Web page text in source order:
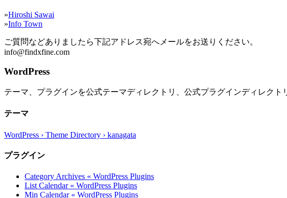
»Hiroshi Sawai
»Info Town
ご質問などありましたら下記アドレス宛へメールをお送りください。
info@findxfine.com
WordPress
テーマ、プラグインを公式テーマディレクトリ、公式プラグインディレクト
テーマ
WordPress › Theme Directory › kanagata
プラグイン
Category Archives « WordPress Plugins
List Calendar « WordPress Plugins
Min Calendar « WordPress Plugins